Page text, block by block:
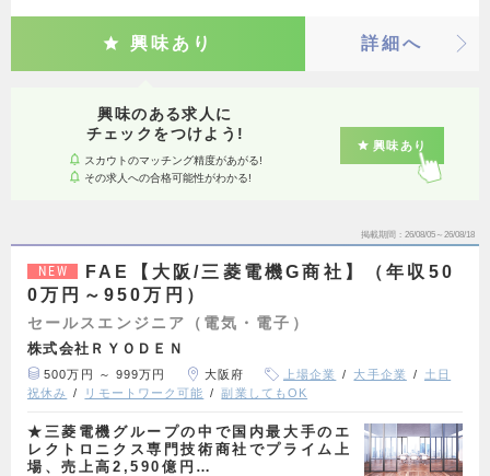
興味あり 詳細へ
興味のある求人に
チェックをつけよう!
スカウトのマッチング精度があがる!
その求人への合格可能性がわかる!
興味あり
掲載期間 26/08/05～26/08/18
NEW
FAE【大阪/三菱電機G商社】（年収50
0万円～950万円）
セールスエンジニア（電気・電子）
株式会社ＲＹＯＤＥＮ
500万円 ～ 999万円 大阪府 上場企業 大手企業
土日
祝休み
リモートワーク可能 副業してもOK
★三菱電機グループの中で国内最大手のエ
レクトロニクス専門技術商社でプライム上
場、売上高2,590億円…